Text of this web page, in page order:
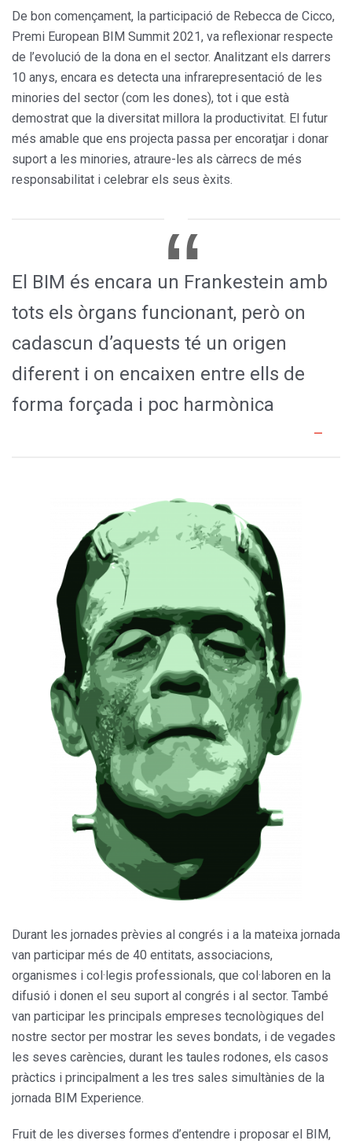
De bon començament, la participació de Rebecca de Cicco,
Premi European BIM Summit 2021, va reflexionar respecte
de l’evolució de la dona en el sector. Analitzant els darrers
10 anys, encara es detecta una infrarepresentació de les
minories del sector (com les dones), tot i que està
demostrat que la diversitat millora la productivitat. El futur
més amable que ens projecta passa per encoratjar i donar
suport a les minories, atraure-les als càrrecs de més
responsabilitat i celebrar els seus èxits.
El BIM és encara un Frankestein amb
tots els òrgans funcionant, però on
cadascun d’aquests té un origen
diferent i on encaixen entre ells de
forma forçada i poc harmònica
Durant les jornades prèvies al congrés i a la mateixa jornada
van participar més de 40 entitats, associacions,
organismes i col·legis professionals, que col·laboren en la
difusió i donen el seu suport al congrés i al sector. També
van participar les principals empreses tecnològiques del
nostre sector per mostrar les seves bondats, i de vegades
les seves carències, durant les taules rodones, els casos
pràctics i principalment a les tres sales simultànies de la
jornada BIM Experience.
Fruit de les diverses formes d’entendre i proposar el BIM,